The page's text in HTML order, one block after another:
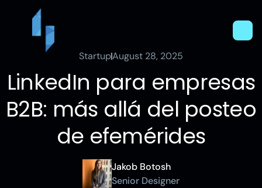
StartupAugust 28, 2025
LinkedIn para empresas
B2B: más allá del posteo
de efemérides
Jakob Botosh
Senior Designer